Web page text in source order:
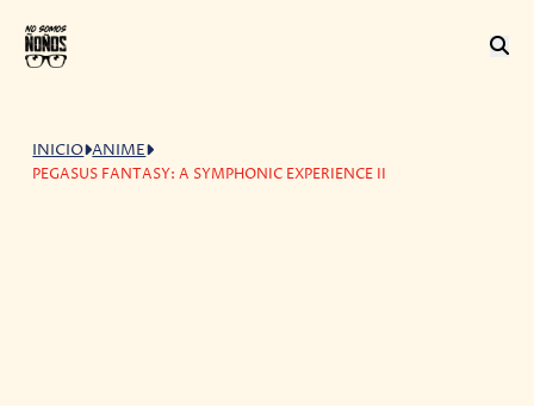
INICIO ANIME
PEGASUS FANTASY: A SYMPHONIC EXPERIENCE II